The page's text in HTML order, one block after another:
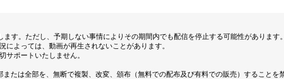
す。ただし、予期しない事情によりその期間内でも配信を停止する可能性があります
によっては、動画が再生されないことがあります。
サポートいたしません。
たは全部を、無断で複製、改変、頒布（無料での配布及び有料での販売）することを